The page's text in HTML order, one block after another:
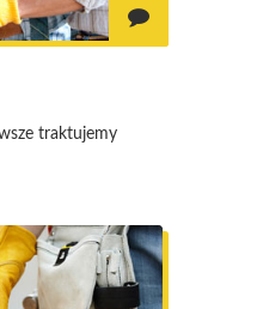
traktujemy